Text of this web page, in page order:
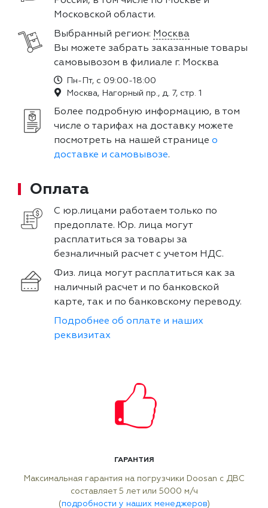
Московской области.
Выбранный регион: Москва
Вы можете забрать заказанные товары
самовывозом в филиале г. Москва
Пн-Пт, с 09:00-18:00
Москва, Нагорный пр., д. 7, стр. 1
Более подробную информацию, в том
числе о тарифах на доставку можете
посмотреть на нашей странице о
доставке и самовывозе.
Оплата
С юр.лицами работаем только по
предоплате. Юр. лица могут
расплатиться за товары за
безналичный расчет с учетом НДС.
Физ. лица могут расплатиться как за
наличный расчет и по банковской
карте, так и по банковскому переводу.
Подробнее об оплате и наших
реквизитах
ГАРАНТИЯ
Максимальная гарантия на погрузчики Doosan с ДВС
составляет 5 лет или 5000 м/ч
(подробности у наших менеджеров)